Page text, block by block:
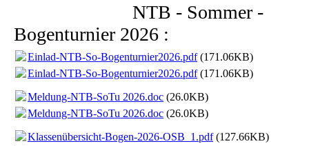
NTB - Sommer -
Bogenturnier 2026 :
Einlad-NTB-So-Bogenturnier2026.pdf(171.06KB)
Einlad-NTB-So-Bogenturnier2026.pdf(171.06KB)
Meldung-NTB-SoTu 2026.doc (26.0KB)
Meldung-NTB-SoTu 2026.doc (26.0KB)
Klassenübersicht-Bogen-2026-OSB_1.pdf(127.66KB)